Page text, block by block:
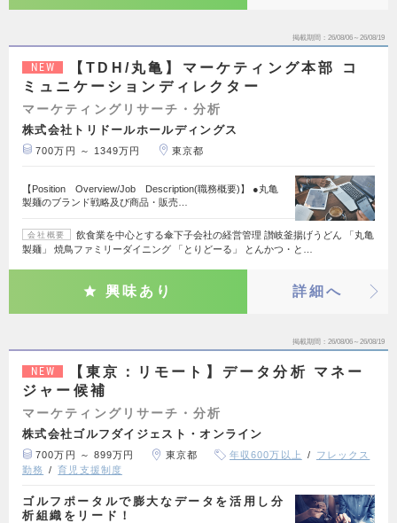
掲載期間 26/08/06～26/08/19
NEW
【TDH/丸亀】マーケティング本部 コ
ミュニケーションディレクター
マーケティングリサーチ・分析
株式会社トリドールホールディングス
700万円 ～ 1349万円 東京都
【Position Overview/Job Description(職務概要)】 ●丸亀
製麺のブランド戦略及び商品・販売…
会社概要
飲食業を中心とする傘下子会社の経営管理 讃岐釜揚げうどん 「丸亀
製麺」 焼鳥ファミリーダイニング 「とりどーる」 とんかつ・と…
興味あり 詳細へ
掲載期間 26/08/06～26/08/19
NEW
【東京：リモート】データ分析 マネー
ジャー候補
マーケティングリサーチ・分析
株式会社ゴルフダイジェスト・オンライン
700万円 ～ 899万円 東京都 年収600万以上
フレックス
勤務
育児支援制度
ゴルフポータルで膨大なデータを活用し分
析組織をリード！